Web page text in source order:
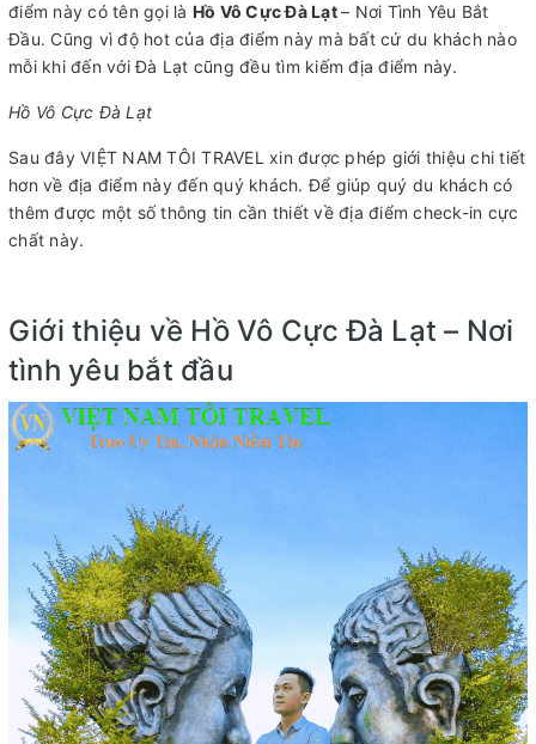
điểm này có tên gọi là Hồ Vô Cực Đà Lạt– Nơi Tình Yêu Bắt
Đầu. Cũng vì độ hot của địa điểm này mà bất cứ du khách nào
mỗi khi đến với Đà Lạt cũng đều tìm kiếm địa điểm này.
Hồ Vô Cực Đà Lạt
Sau đây VIỆT NAM TÔI TRAVEL xin được phép giới thiệu chi tiết
hơn về địa điểm này đến quý khách. Để giúp quý du khách có
thêm được một số thông tin cần thiết về địa điểm check-in cực
chất này.
Giới thiệu về Hồ Vô Cực Đà Lạt – Nơi
tình yêu bắt đầu